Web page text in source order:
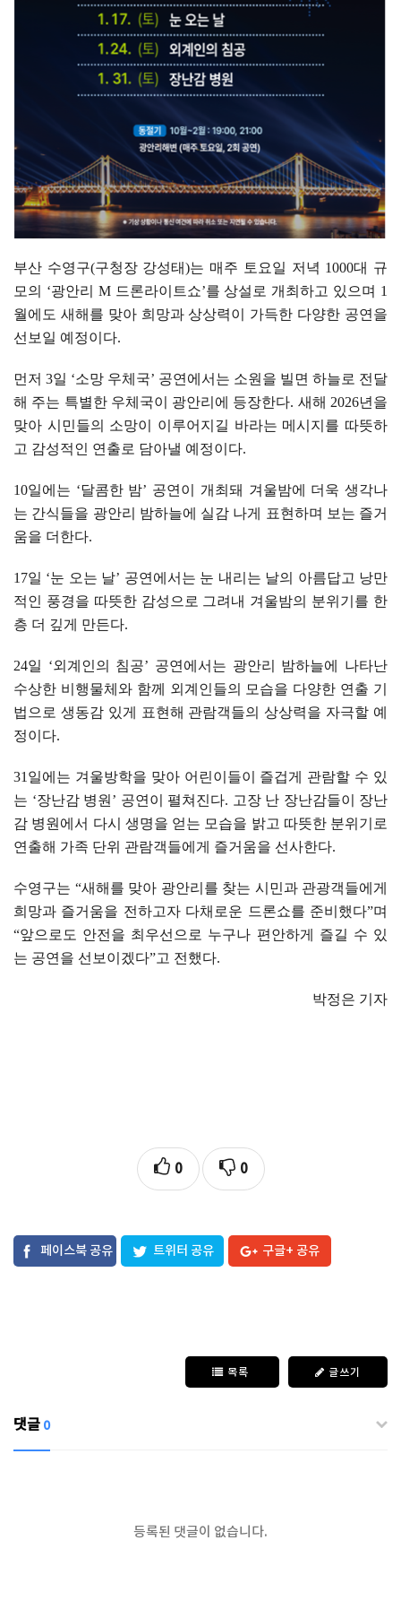
부산 수영구(구청장 강성태)는 매주 토요일 저녁 1000대 규
모의 ‘광안리 M 드론라이트쇼’를 상설로 개최하고 있으며 1
월에도 새해를 맞아 희망과 상상력이 가득한 다양한 공연을
선보일 예정이다.
먼저 3일 ‘소망 우체국’ 공연에서는 소원을 빌면 하늘로 전달
해 주는 특별한 우체국이 광안리에 등장한다. 새해 2026년을
맞아 시민들의 소망이 이루어지길 바라는 메시지를 따뜻하
고 감성적인 연출로 담아낼 예정이다.
10일에는 ‘달콤한 밤’ 공연이 개최돼 겨울밤에 더욱 생각나
는 간식들을 광안리 밤하늘에 실감 나게 표현하며 보는 즐거
움을 더한다.
17일 ‘눈 오는 날’ 공연에서는 눈 내리는 날의 아름답고 낭만
적인 풍경을 따뜻한 감성으로 그려내 겨울밤의 분위기를 한
층 더 깊게 만든다.
24일 ‘외계인의 침공’ 공연에서는 광안리 밤하늘에 나타난
수상한 비행물체와 함께 외계인들의 모습을 다양한 연출 기
법으로 생동감 있게 표현해 관람객들의 상상력을 자극할 예
정이다.
31 일에는 겨울방학을 맞아 어린이들이 즐겁게 관람할 수 있
는 ‘장난감 병원 ’ 공연이 펼쳐진다. 고장 난 장난감들이 장난
감 병원에서 다시 생명을 얻는 모습을 밝고 따뜻한 분위기로
연출해 가족 단위 관람객들에게 즐거움을 선사한다.
수영구는 “새해를 맞아 광안리를 찾는 시민과 관광객들에게
희망과 즐거움을 전하고자 다채로운 드론쇼를 준비했다”며
“앞으로도 안전을 최우선으로 누구나 편안하게 즐길 수 있
는 공연을 선보이겠다”고 전했다.
박정은 기자
0 0
페이스북 공유 트위터 공유 구글+ 공유
목록 글쓰기
댓글 0
등록된 댓글이 없습니다.